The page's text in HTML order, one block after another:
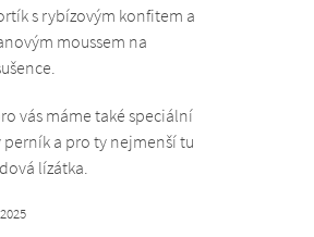
s rybízovým konfitem a
moussem na
vás máme také speciální
perník a pro ty nejmenší tu
lízátka.